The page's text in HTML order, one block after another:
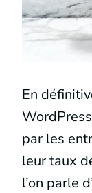
En
par les
leur taux
l’on parle